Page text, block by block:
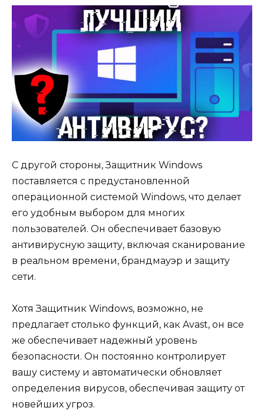
С другой стороны, Защитник Windows
поставляется с предустановленной
операционной системой Windows, что делает
его удобным выбором для многих
пользователей. Он обеспечивает базовую
антивирусную защиту, включая сканирование
в реальном времени, брандмауэр и защиту
сети.
Хотя Защитник Windows, возможно, не
предлагает столько функций, как Avast, он все
же обеспечивает надежный уровень
безопасности. Он постоянно контролирует
вашу систему и автоматически обновляет
определения вирусов, обеспечивая защиту от
новейших угроз.